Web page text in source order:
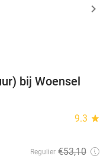
15%
bij Woensel
9.3 star
Regulier €53,10